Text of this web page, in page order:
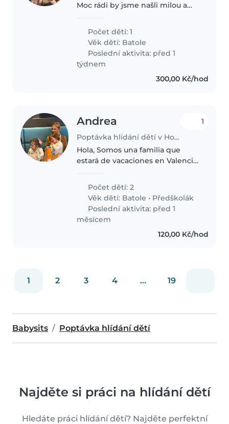
Moc rádi by jsme našli milou a
Počet dětí: 1
Věk dětí: Batole
Poslední aktivita: před 1
týdnem
300,00 Kč/hod
Andrea
Poptávka hlídání dětí v Hostivice
1
Hola, Somos una familia que
estará de vacaciones en Valencia
buscando una niñera de
confianza para cuidar a nuestros
hijos durante esos días. La idea..
Počet dětí: 2
Věk dětí: Batole • Předškolák
Poslední aktivita: před 1
měsícem
120,00 Kč/hod
1 2 3 4 ... 19
Babysits Poptávka hlídání dětí
Najděte si práci na hlídání dětí
Hledáte práci hlídání dětí? Najděte perfektní